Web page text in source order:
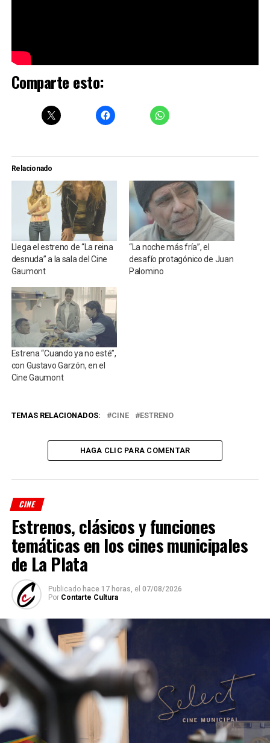
Comparte esto:
Relacionado
Llega el estreno de “La reina
desnuda” a la sala del Cine
Gaumont
“La noche más fría”, el
desafío protagónico de Juan
Palomino
Estrena “Cuando ya no esté”,
con Gustavo Garzón, en el
Cine Gaumont
TEMAS RELACIONADOS: CINE ESTRENO
HAGA CLIC PARA COMENTAR
CINE
Estrenos, clásicos y funciones
temáticas en los cines municipales
de La Plata
Publicado hace 17 horas, el 07/08/2026
Por Contarte Cultura